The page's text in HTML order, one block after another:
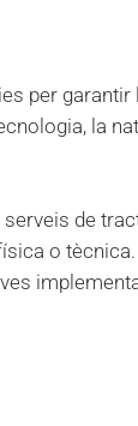
per
la
de
o tècnica.